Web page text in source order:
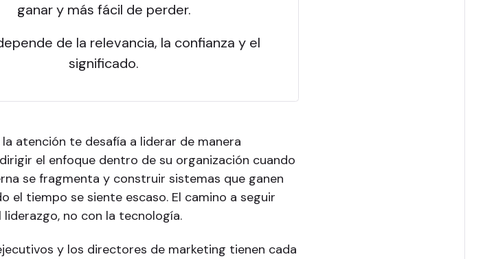
ganar y más fácil de perder.
de la relevancia, la confianza y el
significado.
atención te desafía a liderar de manera
el enfoque dentro de su organización cuando
se fragmenta y construir sistemas que ganen
el tiempo se siente escaso. El camino a seguir
liderazgo, no con la tecnología.
y los directores de marketing tienen cada